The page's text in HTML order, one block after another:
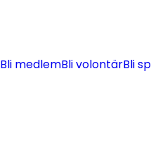
Bli medlemBli volontärBli